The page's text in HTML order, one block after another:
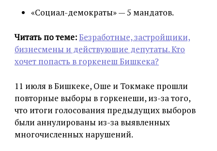
«Социал-демократы» — 5 мандатов.
Читать по теме:Безработные, застройщики,
бизнесмены и действующие депутаты. Кто
хочет попасть в горкенеш Бишкека?
11 июля в Бишкеке, Оше и Токмаке прошли
повторные выборы в горкенеши, из-за того,
что итоги голосования предыдущих выборов
были аннулированы из-за выявленных
многочисленных нарушений.